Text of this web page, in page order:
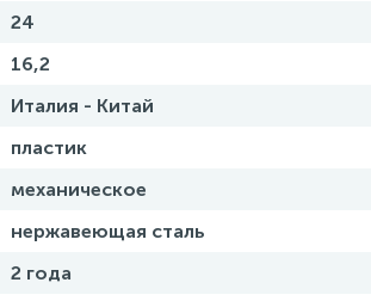
24
16,2
Италия - Китай
пластик
механическое
нержавеющая сталь
2 года